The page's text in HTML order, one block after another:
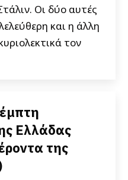
Οι δύο αυτές
και η άλλη
τον
Ελλάδας
της